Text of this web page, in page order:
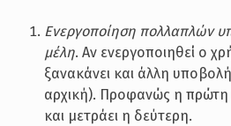
Ενεργοποίηση πολλαπλών
μέλη. Αν ενεργοποιηθεί ο
ξανακάνει και άλλη
αρχική). Προφανώς η
και μετράει η δεύτερη.